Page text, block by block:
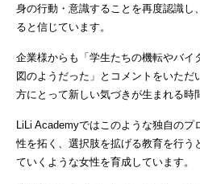
身の行動・意識することを再度認識し
ると信じています。
企業様からも「学生たちの機転やバイ
図のようだった」とコメントをいただ
方にとって新しい気づきが生まれる時
LiLi Academyではこのような独自の
性を拓く、選択肢を拡げる教育を行う
ていくような女性を育成しています。